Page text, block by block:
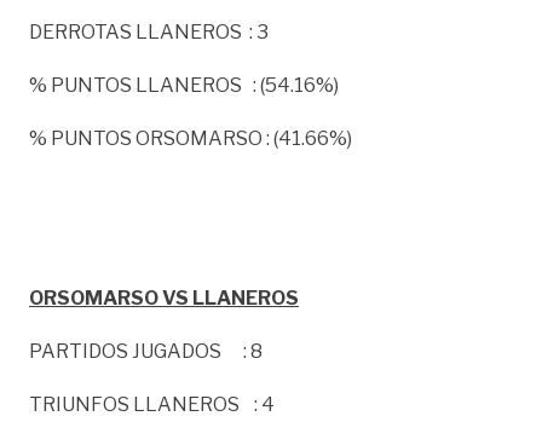
DERROTAS LLANEROS : 3
% PUNTOS LLANEROS : (54.16%)
% PUNTOS ORSOMARSO : (41.66%)
ORSOMARSO VS LLANEROS
PARTIDOS JUGADOS : 8
TRIUNFOS LLANEROS : 4